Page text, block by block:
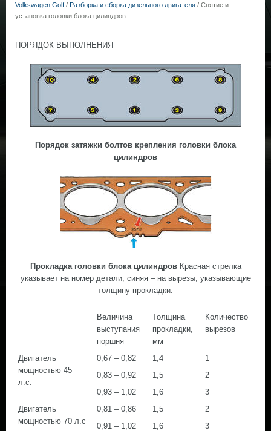
Volkswagen Golf / Разборка и сборка дизельного двигателя / Снятие и
установка головки блока цилиндров
ПОРЯДОК ВЫПОЛНЕНИЯ
Порядок затяжки болтов крепления головки блока
цилиндров
Прокладка головки блока цилиндровКрасная стрелка
указывает на номер детали, синяя – на вырезы, указывающие
толщину прокладки.
Величина
выступания
поршня
Толщина
прокладки,
мм
Количество
вырезов
Двигатель
мощностью 45
л.с.
0,67 – 0,82 1,4
1
0,83 – 0,92
1,5
2
0,93 – 1,02
1,6
3
Двигатель
мощностью 70 л.с
0,81 – 0,86 1,5
2
0,91 – 1,02
1,6
3